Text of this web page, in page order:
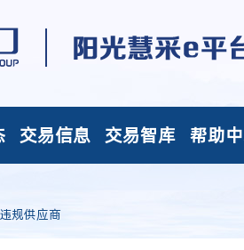
交易信息 交易智库 帮助
违规供应商